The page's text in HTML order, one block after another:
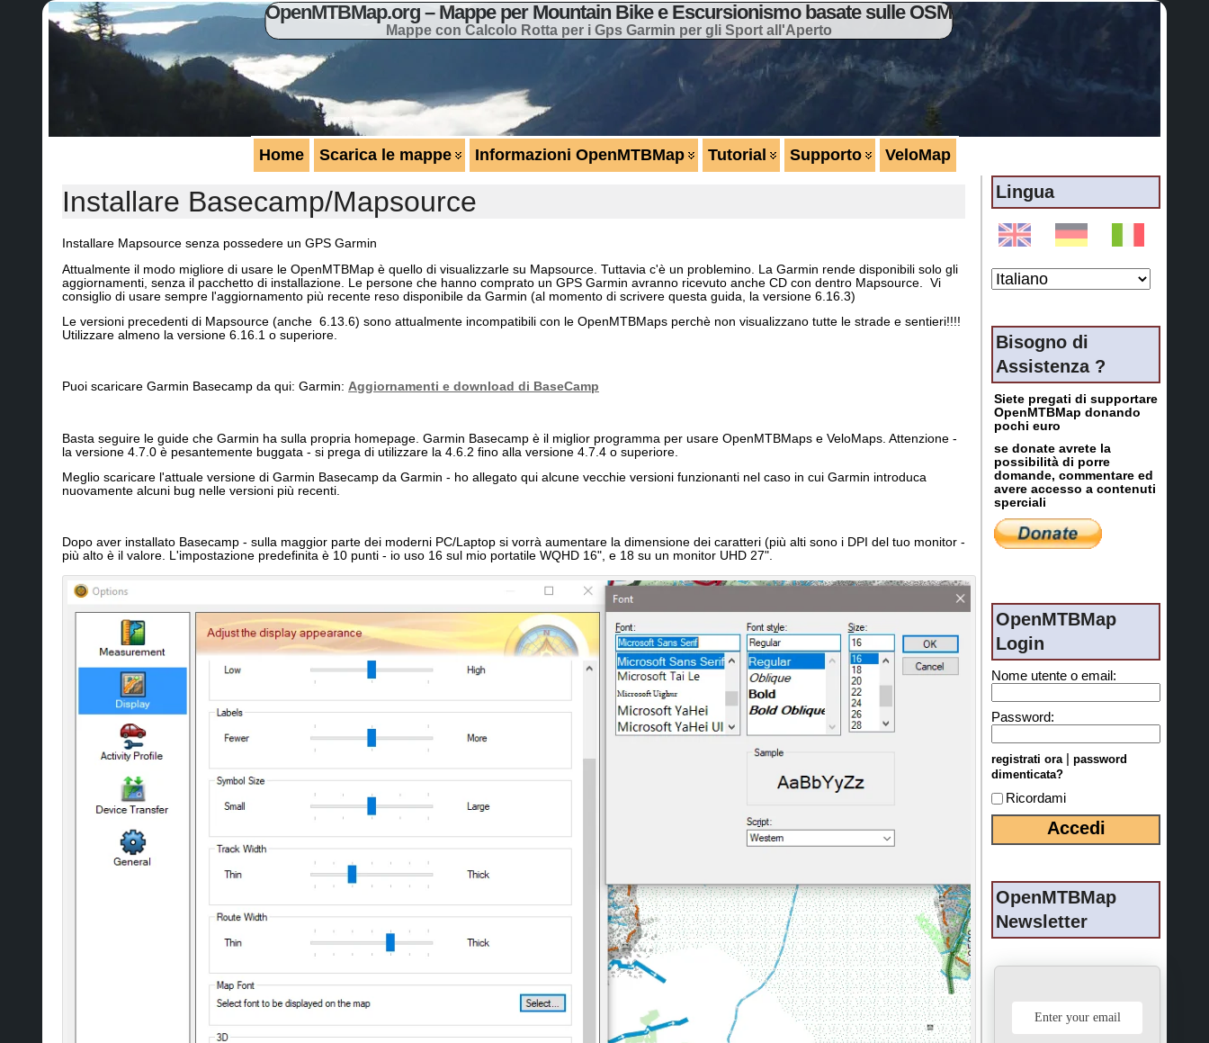
OpenMTBMap.org – Mappe per Mountain Bike e Escursionismo basate sulle OSM
Mappe con Calcolo Rotta per i Gps Garmin per gli Sport all'Aperto
Home Scarica le mappe Informazioni OpenMTBMap Tutorial Supporto VeloMap
Installare Basecamp/Mapsource
Installare Mapsource senza possedere un GPS Garmin
Attualmente il modo migliore di usare le OpenMTBMap è quello di visualizzarle su Mapsource. Tuttavia c'è un problemino. La Garmin rende disponibili solo gli
aggiornamenti, senza il pacchetto di installazione. Le persone che hanno comprato un GPS Garmin avranno ricevuto anche CD con dentro Mapsource. Vi
consiglio di usare sempre l'aggiornamento più recente reso disponibile da Garmin (al momento di scrivere questa guida, la versione 6.16.3)
Le versioni precedenti di Mapsource (anche 6.13.6) sono attualmente incompatibili con le OpenMTBMaps perchè non visualizzano tutte le strade e sentieri!!!!
Utilizzare almeno la versione 6.16.1 o superiore.
Puoi scaricare Garmin Basecamp da qui: Garmin: Aggiornamenti e download di BaseCamp
Basta seguire le guide che Garmin ha sulla propria homepage. Garmin Basecamp è il miglior programma per usare OpenMTBMaps e VeloMaps. Attenzione -
la versione 4.7.0 è pesantemente buggata - si prega di utilizzare la 4.6.2 fino alla versione 4.7.4 o superiore.
Meglio scaricare l'attuale versione di Garmin Basecamp da Garmin - ho allegato qui alcune vecchie versioni funzionanti nel caso in cui Garmin introduca
nuovamente alcuni bug nelle versioni più recenti.
Dopo aver installato Basecamp - sulla maggior parte dei moderni PC/Laptop si vorrà aumentare la dimensione dei caratteri (più alti sono i DPI del tuo monitor -
più alto è il valore. L'impostazione predefinita è 10 punti - io uso 16 sul mio portatile WQHD 16", e 18 su un monitor UHD 27".
Lingua
Bisogno di
Assistenza ?
Siete pregati di supportare
OpenMTBMap donando
pochi euro
se donate avrete la
possibilità di porre
domande, commentare ed
avere accesso a contenuti
sperciali
OpenMTBMap
Login
Nome utente o email:
Password:
registrati ora | password
dimenticata?
Ricordami
OpenMTBMap
Newsletter